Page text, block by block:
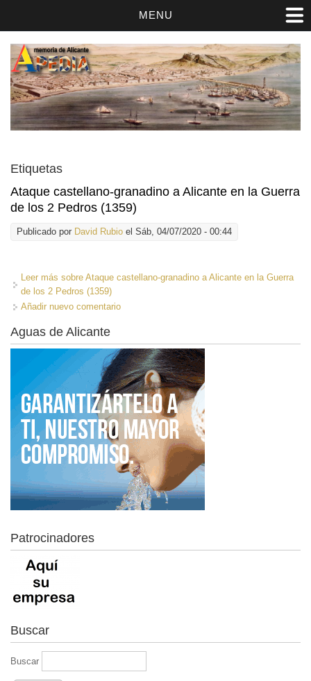
MENU
Etiquetas
Ataque castellano-granadino a Alicante en la Guerra
de los 2 Pedros (1359)
Publicado por David Rubio el Sáb, 04/07/2020 - 00:44
Leer más sobre Ataque castellano-granadino a Alicante en la Guerra
de los 2 Pedros (1359)
Añadir nuevo comentario
Aguas de Alicante
Patrocinadores
Buscar
Buscar